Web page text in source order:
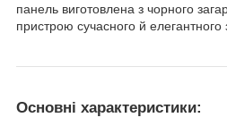
панель виготовлена з чорного
пристрою сучасного й елегантного
Основні характеристики: